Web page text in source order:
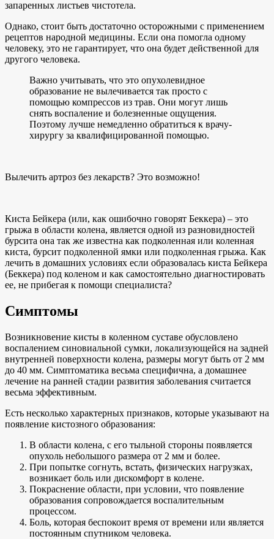
запаренных листьев чистотела.
Однако, стоит быть достаточно осторожными с применением
рецептов народной медицины. Если она помогла одному
человеку, это не гарантирует, что она будет действенной для
другого человека.
Важно учитывать, что это опухолевидное
образование не вылечивается так просто с
помощью компрессов из трав. Они могут лишь
снять воспаление и болезненные ощущения.
Поэтому лучше немедленно обратиться к врачу-
хирургу за квалифицированной помощью.
Вылечить артроз без лекарств? Это возможно!
Киста Бейкера (или, как ошибочно говорят Беккера) – это
грыжа в области колена, является одной из разновидностей
бурсита она так же известна как подколенная или коленная
киста, бурсит подколенной ямки или подколенная грыжа. Как
лечить в домашних условиях если образовалась киста Бейкера
(Беккера) под коленом и как самостоятельно диагностировать
ее, не прибегая к помощи специалиста?
Симптомы
Возникновение кисты в коленном суставе обусловлено
воспалением синовиальной сумки, локализующейся на задней
внутренней поверхности колена, размеры могут быть от 2 мм
до 40 мм. Симптоматика весьма специфична, а домашнее
лечение на ранней стадии развития заболевания считается
весьма эффективным.
Есть несколько характерных признаков, которые указывают на
появление кистозного образования:
В области колена, с его тыльной стороны появляется
опухоль небольшого размера от 2 мм и более.
При попытке согнуть, встать, физических нагрузках,
возникает боль или дискомфорт в колене.
Покраснение области, при условии, что появление
образования сопровождается воспалительным
процессом.
Боль, которая беспокоит время от времени или является
постоянным спутником человека.